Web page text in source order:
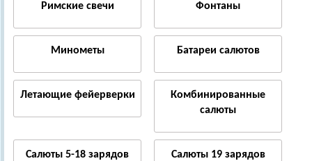
Римские свечи Фонтаны
Минометы Батареи салютов
Летающие фейерверки
Комбинированные
салюты
Салюты 5-18 зарядов Салюты 19 зарядов